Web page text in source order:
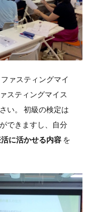
ァスティングマイ
スティングマイス
い。 初級の検定は
できますし、自分
に活かせる内容 を